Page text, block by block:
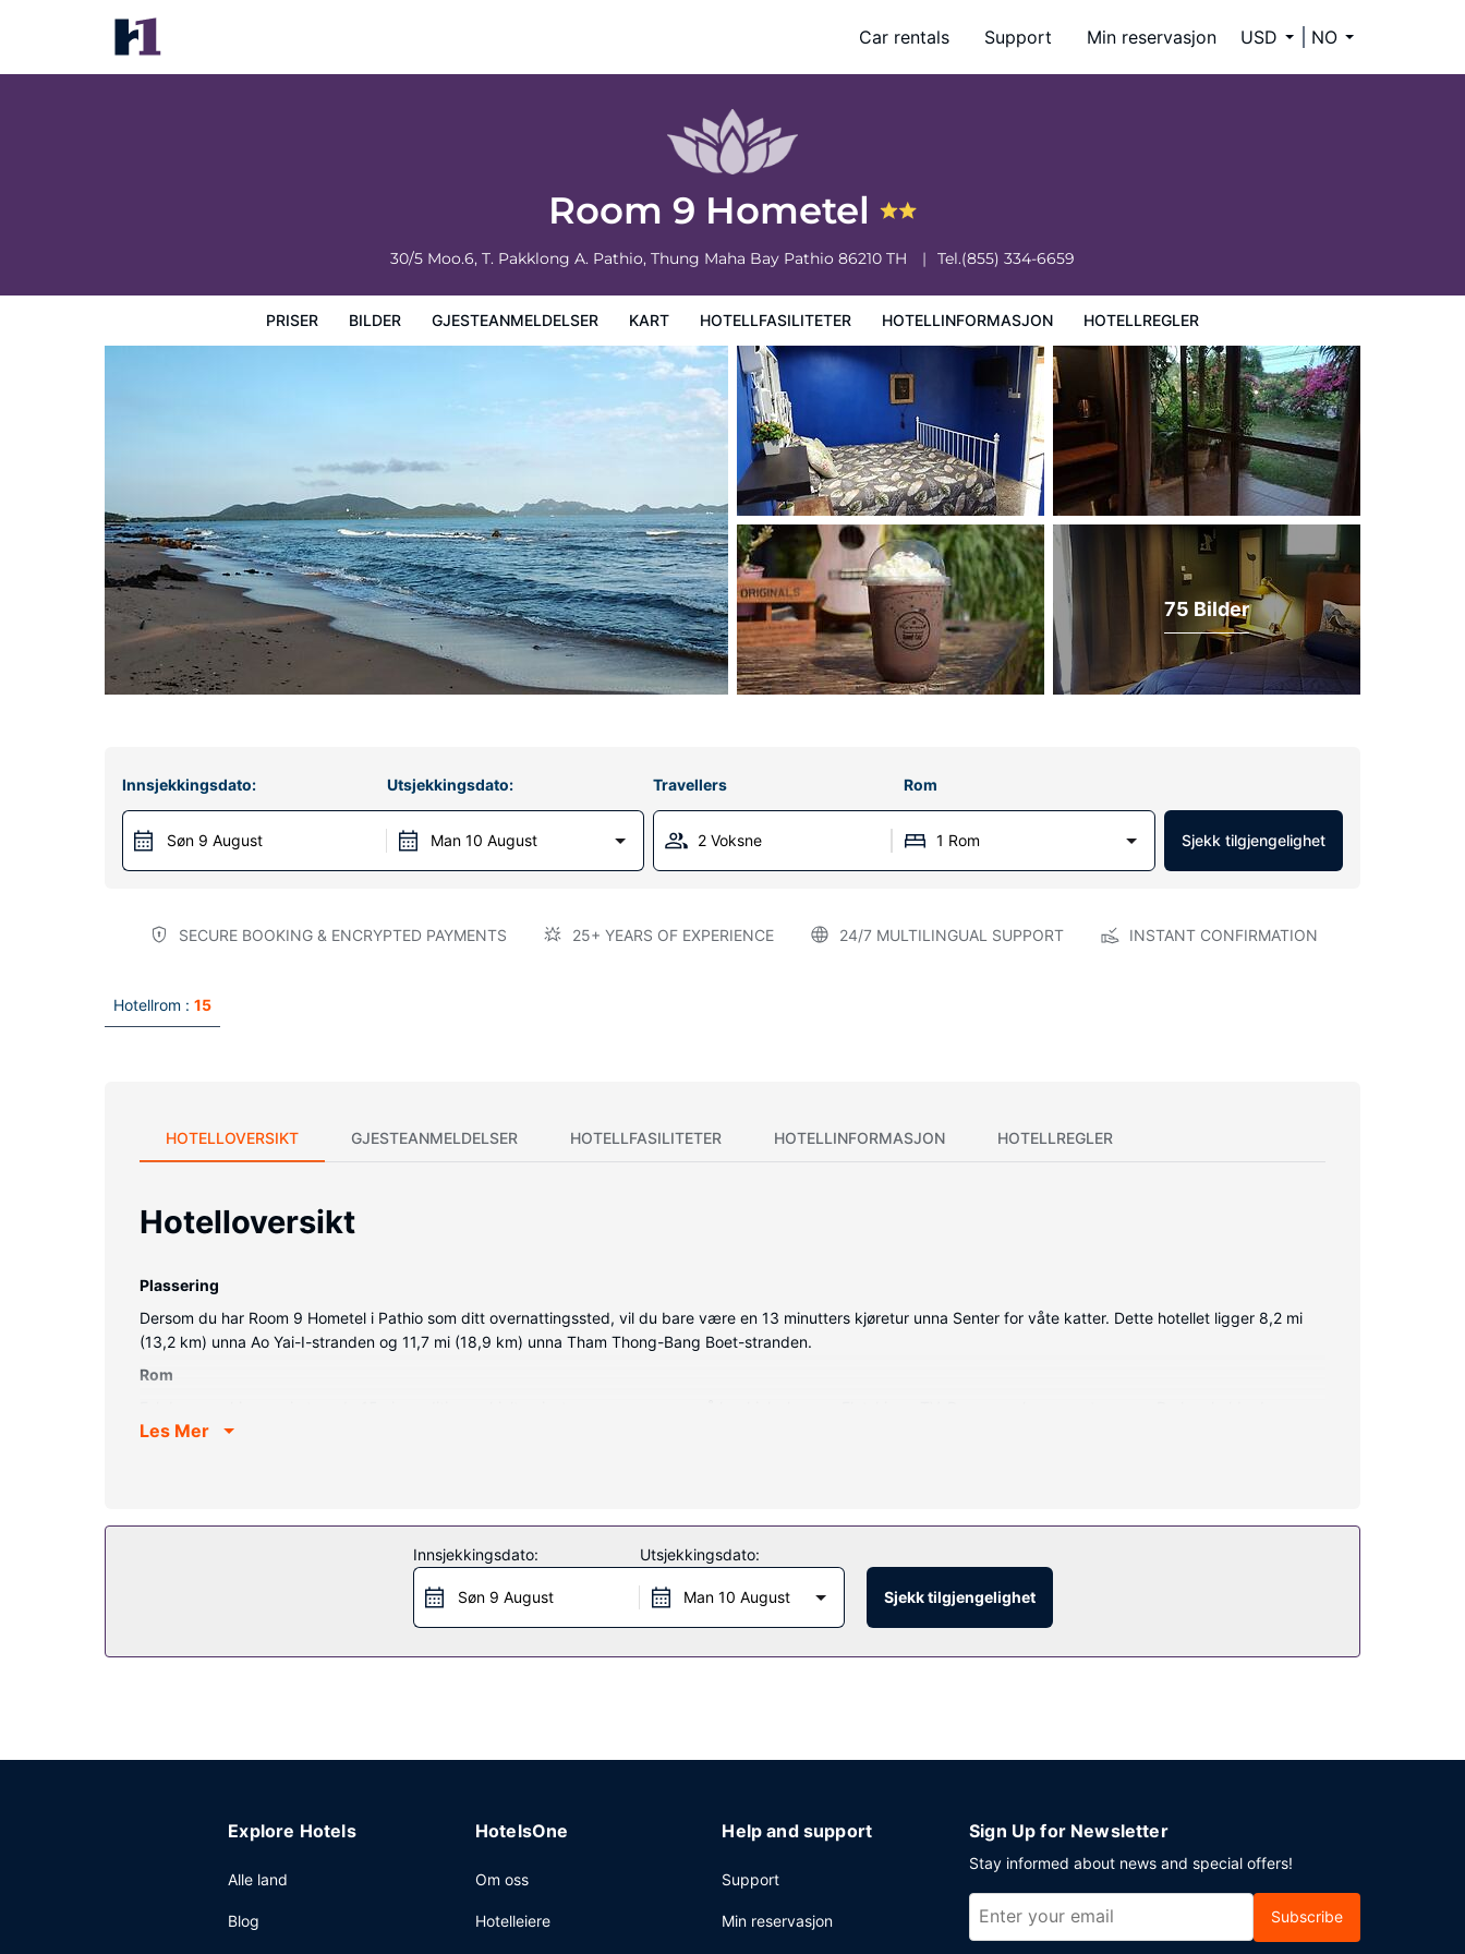
Car rentals Support Min reservasjon USD NO
Room 9 Hometel
30/5 Moo.6, T. Pakklong A. Pathio, Thung Maha Bay Pathio 86210 TH Tel.(855) 334-6659
PRISER BILDER GJESTEANMELDELSER KART HOTELLFASILITETER HOTELLINFORMASJON HOTELLREGLER
Room 9 Hometel
Priser
75 Bilder
Innsjekkingsdato:
Søn 9 August
Utsjekkingsdato:
Man 10 August
Travellers Rom
2 Voksne 1 Rom Sjekk tilgjengelighet
SECURE BOOKING & ENCRYPTED PAYMENTS 25+ YEARS OF EXPERIENCE 24/7 MULTILINGUAL SUPPORT INSTANT CONFIRMATION
Hotellrom : 15
HOTELLOVERSIKT GJESTEANMELDELSER HOTELLFASILITETER HOTELLINFORMASJON HOTELLREGLER
Hotelloversikt
Plassering
Dersom du har Room 9 Hometel i Pathio som ditt overnattingssted, vil du bare være en 13 minutters kjøretur unna Senter for våte katter. Dette hotellet ligger 8,2 mi
(13,2 km) unna Ao Yai-I-stranden og 11,7 mi (18,9 km) unna Tham Thong-Bang Boet-stranden.
Rom
oppdatert med wi-fi (inkludert) på rommet, og underholdningen er sikret med kabel-TV. Rommene har privat bad med dusj, toalettartikler (inkludert) og hårføner.
Restaurant
På Room 9 Hometel kan du spise et bedre måltid i restauranten. Selvbetjent frokost er inkludert og serveres daglig fra kl. 07.00 til kl. 10.30.
Gjester har tilgang til blant annet renseri-/vaskeritjenester, bagasjeoppbevaring og kaffe på fellesområdet. Gjestene tilbys flyplasstransport døgnet rundt, mot et
Les Mer
Innsjekkingsdato:
Søn 9 August
Utsjekkingsdato:
Man 10 August Sjekk tilgjengelighet
Explore Hotels
Alle land
Blog
HotelsOne
Om oss
Hotelleiere
Help and support
Support
Min reservasjon
Sign Up for Newsletter
Stay informed about news and special offers!
Subscribe